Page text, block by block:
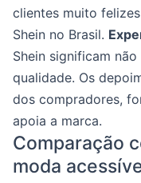
clientes muito
Shein no Brasil.
Shein significam
qualidade. Os
dos compradores,
apoia a marca.
Comparação
moda